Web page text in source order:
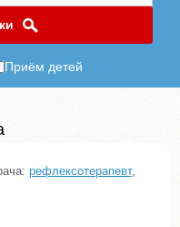
Приём детей
рефлексотерапевт,